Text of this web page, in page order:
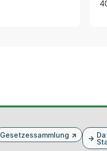
Gesetzessammlung